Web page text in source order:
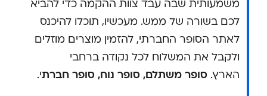
משמעותית שבה עבד צוות ההקמה כדי להביא
לכם בשורה של ממש. מעכשיו, תוכלו להיכנס
לאתר הסופר החברתי, להזמין מוצרים מוזלים
ולקבל את המשלוח לכל נקודה ברחבי
הארץ. סופר משתלם, סופר נוח, סופר חברתי.